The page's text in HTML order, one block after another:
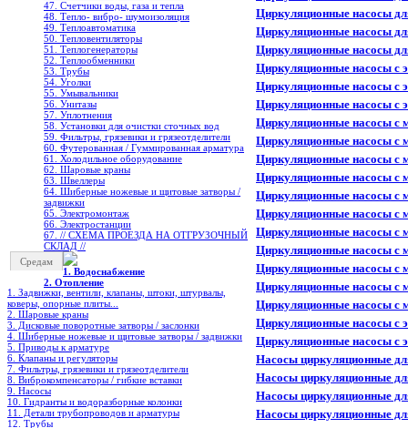
47. Счетчики воды, газа и тепла
48. Тепло- вибро- шумоизоляция
49. Теплоавтоматика
50. Тепловентиляторы
51. Теплогенераторы
52. Теплообменники
53. Трубы
54. Уголки
55. Умывальники
56. Унитазы
57. Уплотнения
58. Установки для очистки сточных вод
59. Фильтры, грязевики и грязеотделители
60. Футерованная / Гуммированная арматура
61. Холодильное oборудование
62. Шаровые краны
63. Швеллеры
64. Шиберные ножевые и щитовые затворы /
задвижки
65. Электромонтаж
66. Электростанции
67. // СХЕМА ПРОЕЗДА НА ОТГРУЗОЧНЫЙ
СКЛАД //
Средам
1. Водоснабжение
2. Отопление
1. Задвижки, вентили, клапаны, штоки, штурвалы,
коверы, опорные плиты...
2. Шаровые краны
3. Дисковые поворотные затворы / заслонки
4. Шиберные ножевые и щитовые затворы / задвижки
5. Приводы к арматуре
6. Клапаны и регуляторы
7. Фильтры, грязевики и грязеотделители
8. Виброкомпенсаторы / гибкие вставки
9. Насосы
10. Гидранты и водоразборные колонки
11. Детали трубопроводов и арматуры
12. Трубы
Циркуляционные насосы
Циркуляционные насосы
Циркуляционные насосы
Циркуляционные насосы с
Циркуляционные насосы с
Циркуляционные насосы с
Циркуляционные насосы с
Циркуляционные насосы с
Циркуляционные насосы с
Циркуляционные насосы с
Циркуляционные насосы с
Циркуляционные насосы с
Циркуляционные насосы с
Циркуляционные насосы с
Циркуляционные насосы с
Циркуляционные насосы с
Циркуляционные насосы с
Циркуляционные насосы с
Циркуляционные насосы с
Насосы циркуляционные
Насосы циркуляционные
Насосы циркуляционные
Насосы циркуляционные